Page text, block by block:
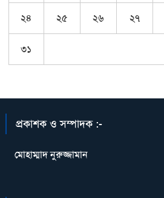
২৪ ২৫ ২৬ ২৭
৩১
প্রকাশক ও সম্পাদক :-
মোহাম্মাদ নুরুজ্জামান